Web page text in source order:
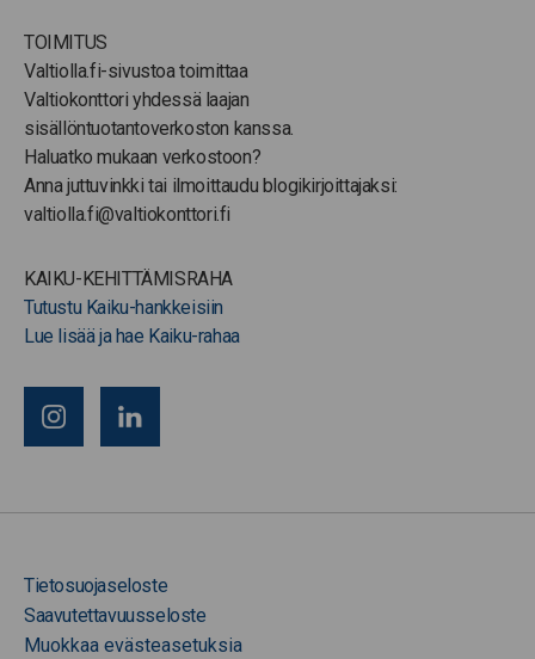
TOIMITUS
Valtiolla.fi-sivustoa toimittaa
Valtiokonttori yhdessä laajan
sisällöntuotantoverkoston kanssa.
Haluatko mukaan verkostoon?
Anna juttuvinkki tai ilmoittaudu blogikirjoittajaksi:
valtiolla.fi@valtiokonttori.fi
KAIKU-KEHITTÄMISRAHA
Tutustu Kaiku-hankkeisiin
Lue lisää ja hae Kaiku-rahaa
Tietosuojaseloste
Saavutettavuusseloste
Muokkaa evästeasetuksia